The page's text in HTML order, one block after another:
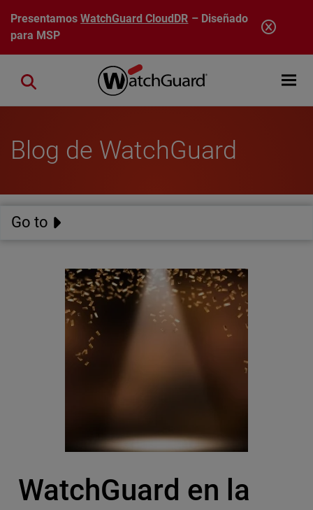
Pasar al contenido principal
PresentamosWatchGuard CloudDR – Diseñado
para MSP
Open
Close search
Blog de WatchGuard
Go to
WatchGuard en la